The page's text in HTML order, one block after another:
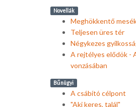
Novellák
Meghökkentő
Teljesen üres tér
Négykezes
A rejtélyes elődök -
vonzásában
Bűnügyi
A csábító célpont
"Aki keres, talál"